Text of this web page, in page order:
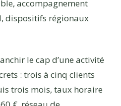
accompagnement
dispositifs régionaux
le cap d’une activité
: trois à cinq clients
trois mois, taux horaire